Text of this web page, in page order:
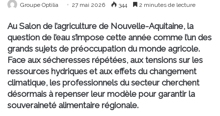
Groupe Optilia 27 mai 2026 344 2 minutes de lecture
Au Salon de l’agriculture de Nouvelle-Aquitaine, la
question de l’eau s’impose cette année comme l’un des
grands sujets de préoccupation du monde agricole.
Face aux sécheresses répétées, aux tensions sur les
ressources hydriques et aux effets du changement
climatique, les professionnels du secteur cherchent
désormais à repenser leur modèle pour garantir la
souveraineté alimentaire régionale.